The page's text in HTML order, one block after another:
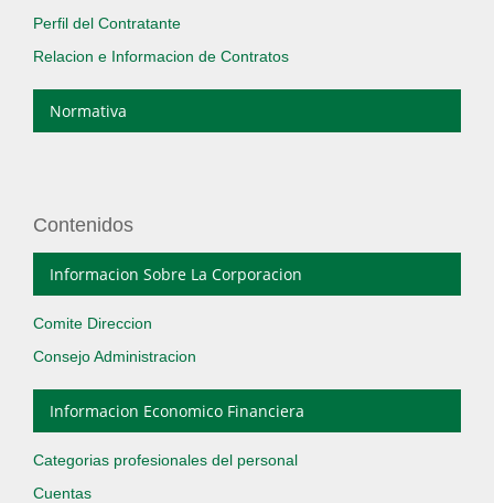
Perfil del Contratante
Relacion e Informacion de Contratos
Normativa
Contenidos
Informacion Sobre La Corporacion
Comite Direccion
Consejo Administracion
Informacion Economico Financiera
Categorias profesionales del personal
Cuentas